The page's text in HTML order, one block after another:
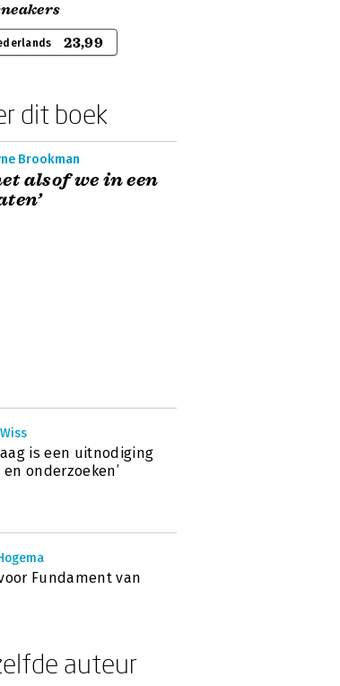
23,99
dit boek
Brookman
alsof we in een
is een uitnodiging
onderzoeken’
Fundament van
auteur